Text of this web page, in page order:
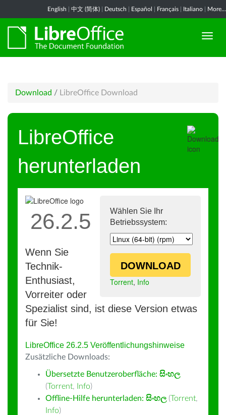
English 中文 (简体) Deutsch Español Français Italiano More...
Download / LibreOffice Download
LibreOffice
herunterladen
Wählen Sie Ihr
Betriebssystem:
DOWNLOAD
Torrent, Info
26.2.5
Wenn Sie
Technik-
Enthusiast,
Vorreiter oder
Spezialist sind, ist diese Version etwas
für Sie!
LibreOffice 26.2.5 Veröffentlichungshinweise
Zusätzliche Downloads:
Übersetzte Benutzeroberfläche: සිංහල
(Torrent, Info)
Offline-Hilfe herunterladen: සිංහල (Torrent,
Info)